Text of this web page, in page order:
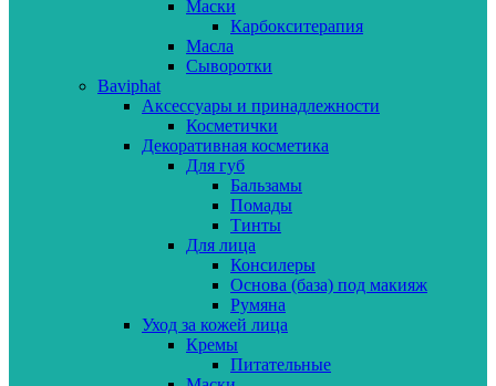
Маски
Карбокситерапия
Масла
Сыворотки
Baviphat
Аксессуары и принадлежности
Косметички
Декоративная косметика
Для губ
Бальзамы
Помады
Тинты
Для лица
Консилеры
Основа (база) под макияж
Румяна
Уход за кожей лица
Кремы
Питательные